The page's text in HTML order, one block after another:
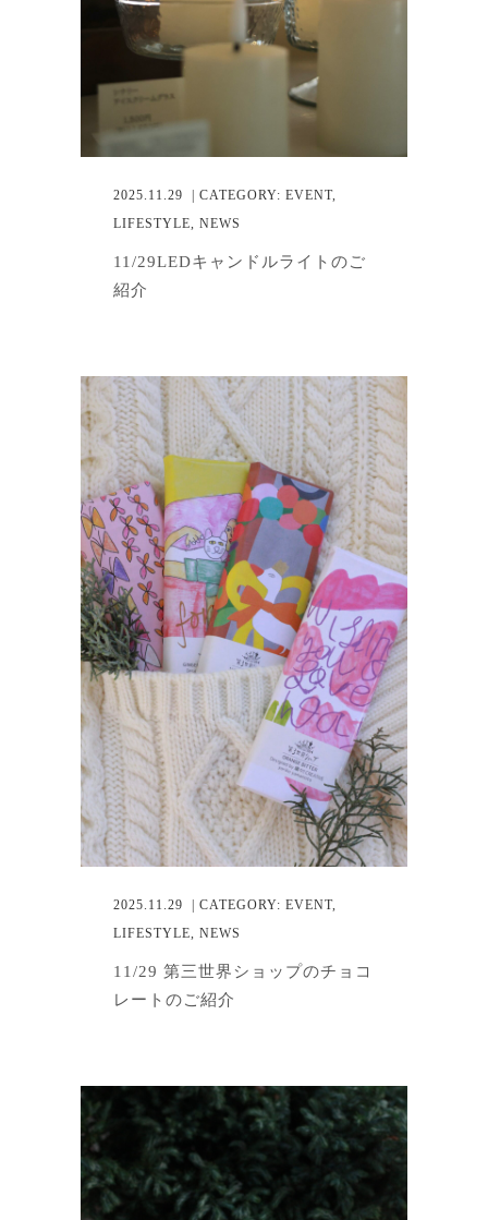
2025.11.29 | CATEGORY: EVENT,
LIFESTYLE, NEWS
11/29LEDキャンドルライトのご
紹介
2025.11.29 | CATEGORY: EVENT,
LIFESTYLE, NEWS
11/29 第三世界ショップのチョコ
レートのご紹介